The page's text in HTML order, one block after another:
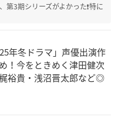
にゃんぼー！
コトラ
3期シリーズがよかった❗特に
年冬ドラマ」声優出演作
！今をときめく津田健次
裕貴・浅沼晋太郎など◎